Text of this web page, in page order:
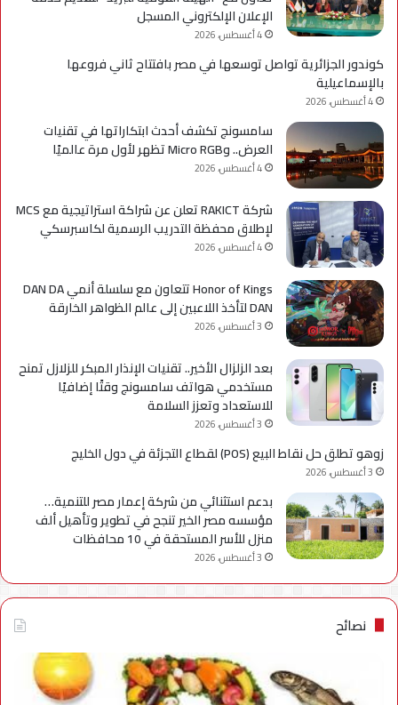
الإعلان الإلكتروني المسجل
4 أغسطس، 2026
كوندور الجزائرية تواصل توسعها في مصر بافتتاح ثاني فروعها
بالإسماعيلية
4 أغسطس، 2026
سامسونج تكشف أحدث ابتكاراتها في تقنيات
العرض.. وMicro RGB تظهر لأول مرة عالميًا
4 أغسطس، 2026
شركة RAKICT تعلن عن شراكة استراتيجية مع MCS
لإطلاق محفظة التدريب الرسمية لكاسبرسكي
4 أغسطس، 2026
Honor of Kings تتعاون مع سلسلة أنمي DAN DA
DAN لتأخذ اللاعبين إلى عالم الظواهر الخارقة
3 أغسطس، 2026
بعد الزلزال الأخير.. تقنيات الإنذار المبكر للزلازل تمنح
مستخدمي هواتف سامسونج وقتًا إضافيًا
للاستعداد وتعزز السلامة
3 أغسطس، 2026
زوهو تطلق حل نقاط البيع (POS) لقطاع التجزئة في دول الخليج
3 أغسطس، 2026
بدعم استثنائي من شركة إعمار مصر للتنمية…
مؤسسه مصر الخير تنجح في تطوير وتأهيل ألف
منزل للأسر المستحقة في 10 محافظات
3 أغسطس، 2026
نصائح